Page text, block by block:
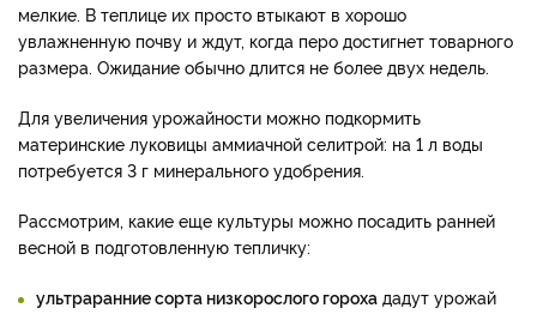
мелкие. В теплице их просто втыкают в хорошо
увлажненную почву и ждут, когда перо достигнет товарного
размера. Ожидание обычно длится не более двух недель.
Для увеличения урожайности можно подкормить
материнские луковицы аммиачной селитрой: на 1 л воды
потребуется 3 г минерального удобрения.
Рассмотрим, какие еще культуры можно посадить ранней
весной в подготовленную тепличку:
ультраранние сорта низкорослого гороха дадут урожай